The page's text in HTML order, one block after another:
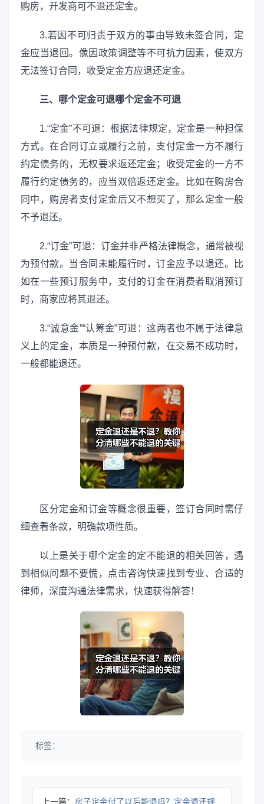
购房，开发商可不退还定金。
3.若因不可归责于双方的事由导致未签合同，定
金应当退回。像因政策调整等不可抗力因素，使双方
无法签订合同，收受定金方应退还定金。
三、哪个定金可退哪个定金不可退
1.“定金”不可退：根据法律规定，定金是一种担保
方式。在合同订立或履行之前，支付定金一方不履行
约定债务的，无权要求返还定金；收受定金的一方不
履行约定债务的，应当双倍返还定金。比如在购房合
同中，购房者支付定金后又不想买了，那么定金一般
不予退还。
2.“订金”可退：订金并非严格法律概念，通常被视
为预付款。当合同未能履行时，订金应予以退还。比
如在一些预订服务中，支付的订金在消费者取消预订
时，商家应将其退还。
3.“诚意金”“认筹金”可退：这两者也不属于法律意
义上的定金，本质是一种预付款，在交易不成功时，
一般都能退还。
区分定金和订金等概念很重要，签订合同时需仔
细查看条款，明确款项性质。
以上是关于哪个定金的定不能退的相关回答，遇
到相似问题不要慌，点击咨询快速找到专业、合适的
律师，深度沟通法律需求，快速获得解答！
标签：
上一篇： 房子定金付了以后能退吗？定金退还规